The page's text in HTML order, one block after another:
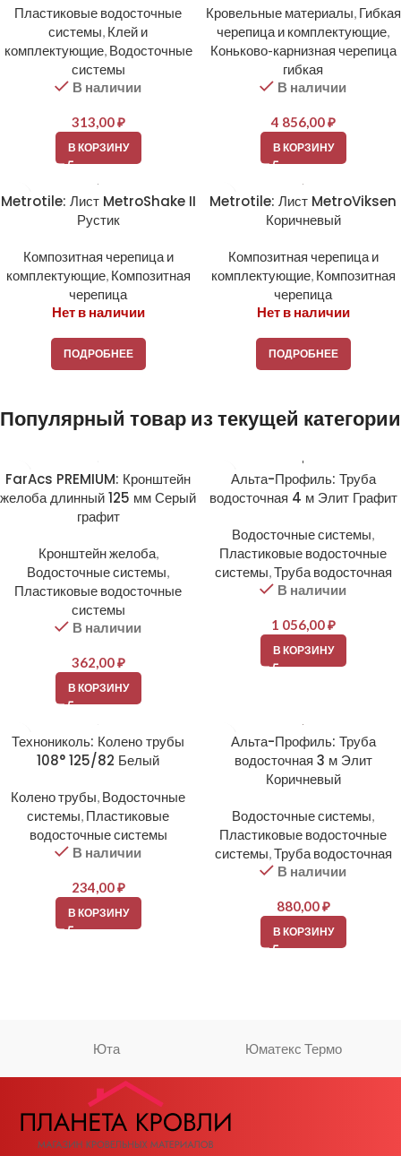
Пластиковые водосточные
системы, Клей и
комплектующие, Водосточные
системы
В наличии
313,00₽
В КОРЗИНУ
Кровельные материалы, Гибкая
черепица и комплектующие,
Коньково-карнизная черепица
гибкая
В наличии
4 856,00₽
В КОРЗИНУ
Metrotile: Лист MetroShake II
Рустик
Композитная черепица и
комплектующие, Композитная
черепица
Нет в наличии
ПОДРОБНЕЕ
Metrotile: Лист MetroViksen
Коричневый
Композитная черепица и
комплектующие, Композитная
черепица
Нет в наличии
ПОДРОБНЕЕ
Популярный товар из текущей категории
FarAcs PREMIUM: Кронштейн
желоба длинный 125 мм Серый
графит
Кронштейн желоба,
Водосточные системы,
Пластиковые водосточные
системы
В наличии
362,00₽
В КОРЗИНУ
Альта-Профиль: Труба
водосточная 4 м Элит Графит
Водосточные системы,
Пластиковые водосточные
системы,Труба водосточная
В наличии
1 056,00₽
В КОРЗИНУ
Технониколь: Колено трубы
108° 125/82 Белый
Колено трубы, Водосточные
системы, Пластиковые
водосточные системы
В наличии
234,00₽
В КОРЗИНУ
Альта-Профиль: Труба
водосточная 3 м Элит
Коричневый
Водосточные системы,
Пластиковые водосточные
системы,Труба водосточная
В наличии
880,00₽
В КОРЗИНУ
Юта Юматекс Термо